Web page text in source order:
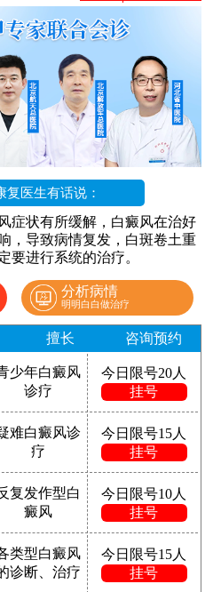
复医生有话说：
症状有所缓解，白癜风在治好
，导致病情复发，白斑卷土重
要进行系统的治疗。
分析病情
明明白白做治疗
擅长 咨询预约
少年白癜风
诊疗
今日限号20人
挂号
难白癜风诊
疗
今日限号15人
挂号
复发作型白
癜风
今日限号10人
挂号
类型白癜风
诊断、治疗
今日限号15人
挂号